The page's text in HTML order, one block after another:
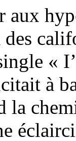
aux
«
à
la